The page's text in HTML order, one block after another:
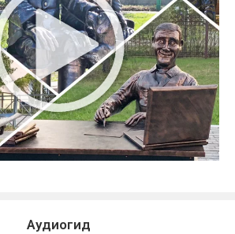
Аудиогид